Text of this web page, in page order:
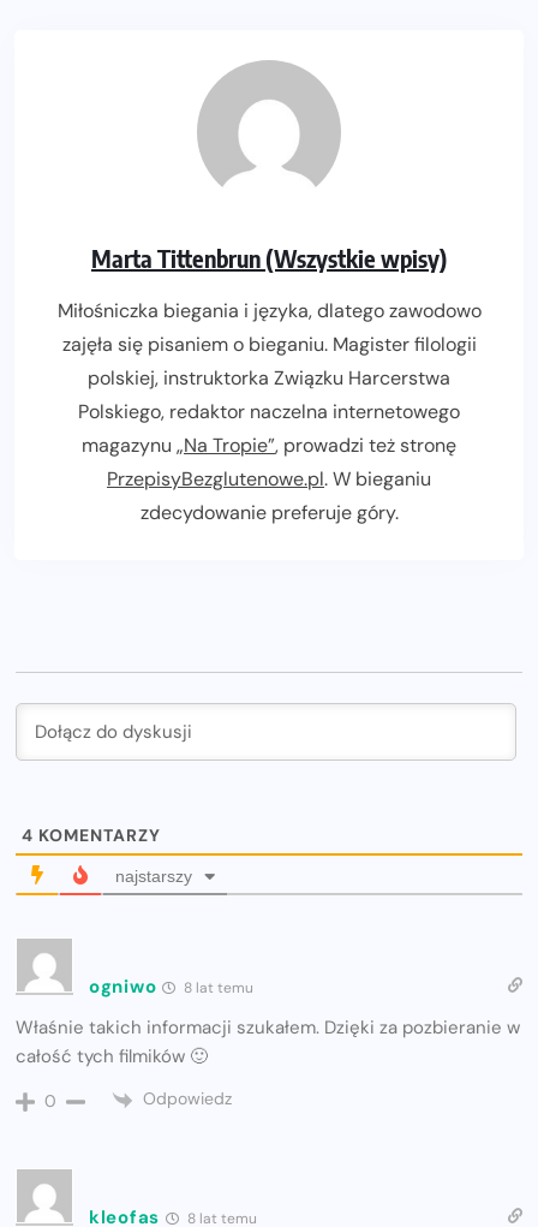
Marta Tittenbrun (Wszystkie wpisy)
Miłośniczka biegania i języka, dlatego zawodowo
zajęła się pisaniem o bieganiu. Magister filologii
polskiej, instruktorka Związku Harcerstwa
Polskiego, redaktor naczelna internetowego
magazynu „Na Tropie”, prowadzi też stronę
PrzepisyBezglutenowe.pl. W bieganiu
zdecydowanie preferuje góry.
4 KOMENTARZY
najstarszy
ogniwo 8 lat temu
Właśnie takich informacji szukałem. Dzięki za pozbieranie w
całość tych filmików 🙂
0 Odpowiedz
kleofas 8 lat temu